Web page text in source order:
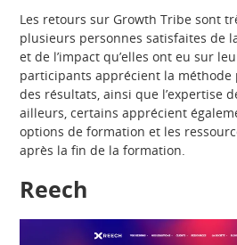
Les retours sur Growth Tribe sont
plusieurs personnes satisfaites de
et de l’impact qu’elles ont eu sur
participants apprécient la
des résultats, ainsi que l’expertise
ailleurs, certains apprécient
options de formation et les
après la fin de la formation.
Reech